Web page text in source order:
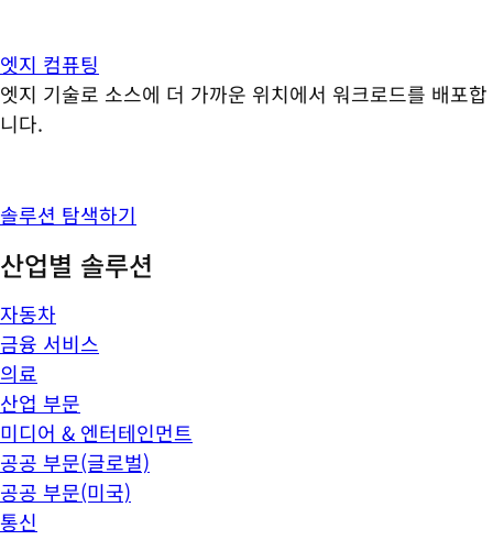
엣지 컴퓨팅
엣지 기술로 소스에 더 가까운 위치에서 워크로드를 배포합
니다.
솔루션 탐색하기
산업별 솔루션
자동차
금융 서비스
의료
산업 부문
미디어 & 엔터테인먼트
공공 부문(글로벌)
공공 부문(미국)
통신